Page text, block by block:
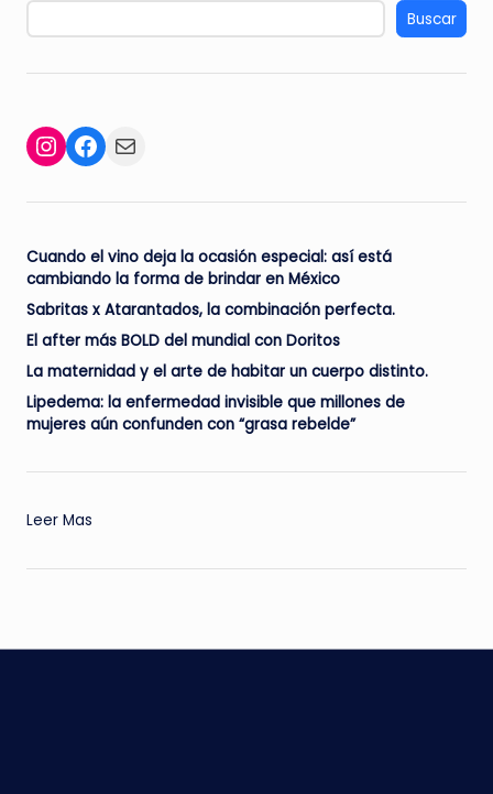
Buscar
Instagram
Facebook
Mail
Cuando el vino deja la ocasión especial: así está
cambiando la forma de brindar en México
Sabritas x Atarantados, la combinación perfecta.
El after más BOLD del mundial con Doritos
La maternidad y el arte de habitar un cuerpo distinto.
Lipedema: la enfermedad invisible que millones de
mujeres aún confunden con “grasa rebelde”
Leer Mas
Luis
mexicano